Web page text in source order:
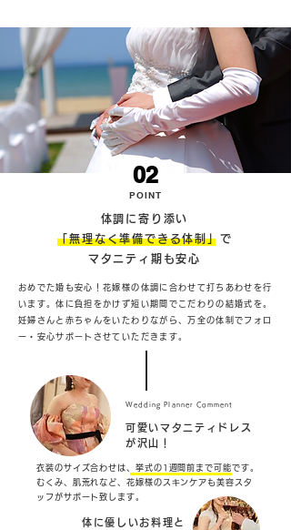
02
POINT
体調に寄り添い
「無理なく準備できる体制」で
マタニティ期も安心
おめでた婚も安心！花嫁様の体調に合わせて打ちあわせを行
います。体に負担をかけず短い期間でこだわりの結婚式を。
妊婦さんと赤ちゃんをいたわりながら、万全の体制でフォロ
ー・安心サポートさせていただきます。
Wedding Planner Comment
可愛いマタニティドレス
が沢山！
体に優しいお料理と
衣装のサイズ合わせは、挙式の1週間前まで可能です。
むくみ、肌荒れなど、花嫁様のスキンケアも美容スタ
ッフがサポート致します。